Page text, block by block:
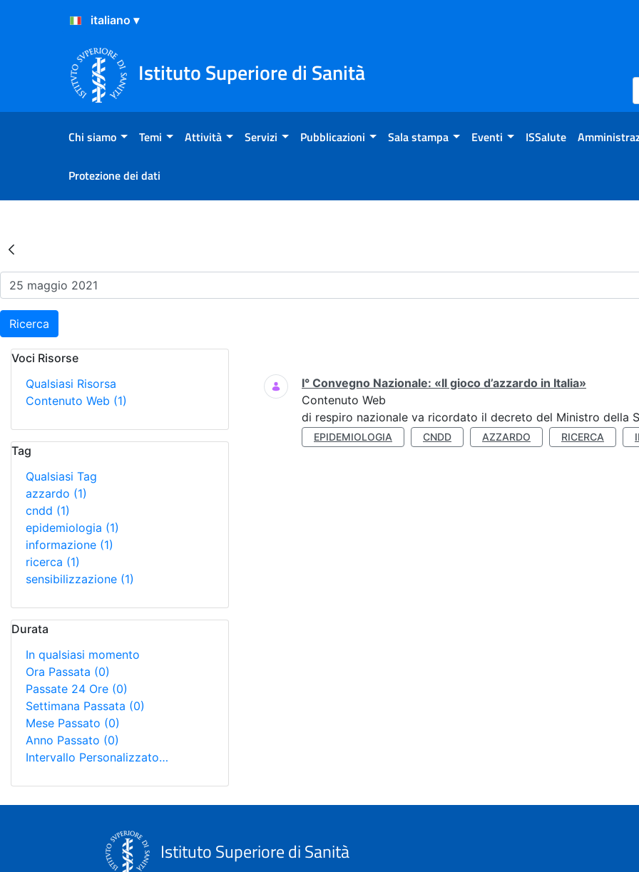
Salta al Contenuto
Salta al Footer
Istituto Superiore di Sanità
Chi siamo Temi Attività Servizi Pubblicazioni Sala stampa Eventi ISSalute
Protezione dei dati
Risultati della Ricerca - Eventi
Ricerca
Voci Risorse
Qualsiasi Risorsa
Contenuto Web (1)
Tag
Qualsiasi Tag
azzardo (1)
cndd (1)
epidemiologia (1)
informazione (1)
ricerca (1)
sensibilizzazione (1)
Durata
In qualsiasi momento
Ora Passata (0)
Passate 24 Ore (0)
Settimana Passata (0)
Mese Passato (0)
Anno Passato (0)
Intervallo Personalizzato…
Ricerca
I° Convegno Nazionale: «Il gioco d’azzardo in Italia»
Contenuto Web
di respiro nazionale va ricordato il decreto del Ministro della
EPIDEMIOLOGIA CNDD AZZARDO RICERCA
Istituto Superiore di Sanità